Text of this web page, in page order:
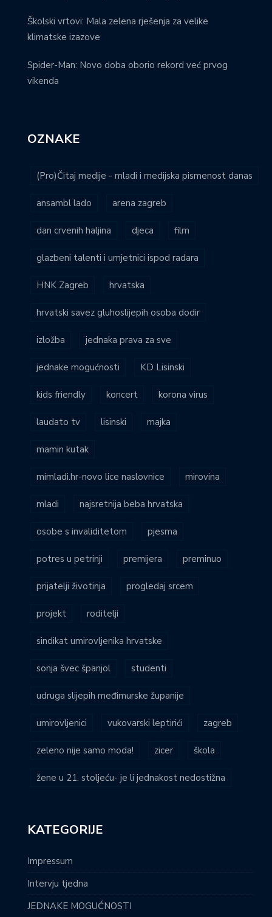
Školski vrtovi: Mala zelena rješenja za velike
klimatske izazove
Spider-Man: Novo doba oborio rekord već prvog
vikenda
OZNAKE
(Pro)Čitaj medije - mladi i medijska pismenost danas
ansambl lado arena zagreb
dan crvenih haljina djeca film
glazbeni talenti i umjetnici ispod radara
HNK Zagreb hrvatska
hrvatski savez gluhoslijepih osoba dodir
izložba jednaka prava za sve
jednake mogućnosti KD Lisinski
kids friendly koncert korona virus
laudato tv lisinski majka
mamin kutak
mimladi.hr-novo lice naslovnice mirovina
mladi najsretnija beba hrvatska
osobe s invaliditetom pjesma
potres u petrinji premijera preminuo
prijatelji životinja progledaj srcem
projekt roditelji
sindikat umirovljenika hrvatske
sonja švec španjol studenti
udruga slijepih međimurske županije
umirovljenici vukovarski leptirići zagreb
zeleno nije samo moda! zicer škola
žene u 21. stoljeću- je li jednakost nedostižna
KATEGORIJE
Impressum
Intervju tjedna
JEDNAKE MOGUĆNOSTI